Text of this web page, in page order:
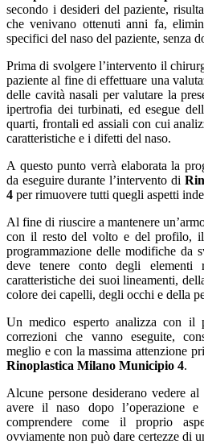
secondo i desideri del paziente,
che venivano ottenuti anni fa,
specifici del naso del paziente, senza
Prima di svolgere l’intervento il
paziente al fine di effettuare una
delle cavità nasali per valutare la
ipertrofia dei turbinati, ed esegue
quarti, frontali ed assiali con cui
caratteristiche e i difetti del naso.
A questo punto verrà elaborata la
da eseguire durante l’intervento di
4 per rimuovere tutti quegli aspetti
Al fine di riuscire a mantenere
con il resto del volto e del profilo,
programmazione delle modifiche da
deve tenere conto degli elementi
caratteristiche dei suoi lineamenti,
colore dei capelli, degli occhi e della
Un medico esperto analizza con il
correzioni che vanno eseguite,
meglio e con la massima attenzione
Rinoplastica Milano Municipio 4.
Alcune persone desiderano vedere
avere il naso dopo l’operazione
comprendere come il proprio
ovviamente non può dare certezze di